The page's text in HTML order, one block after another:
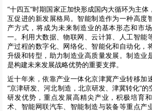
“十四五”时期国家正加快形成国内大循环为主体
互促进的新发展格局。智能制造作为一种高度
产方式，将成为未来制造业的基本形态和市
一。利用大数据、物联网、云计算、人工智能
产过程的数字化、网络化、智能化和自动化，
升级和转型，助力制造业高质量发展。制造业
是构建未来发展战略优势的重要支撑。
近十年来，依靠产业一体化京津冀产业转移加
“京津研发、河北制造，北京研发、津冀转化”
研发优势，重点发展高精尖产业，积极培育
术、智能网联汽车、智能制造与装备等重点产